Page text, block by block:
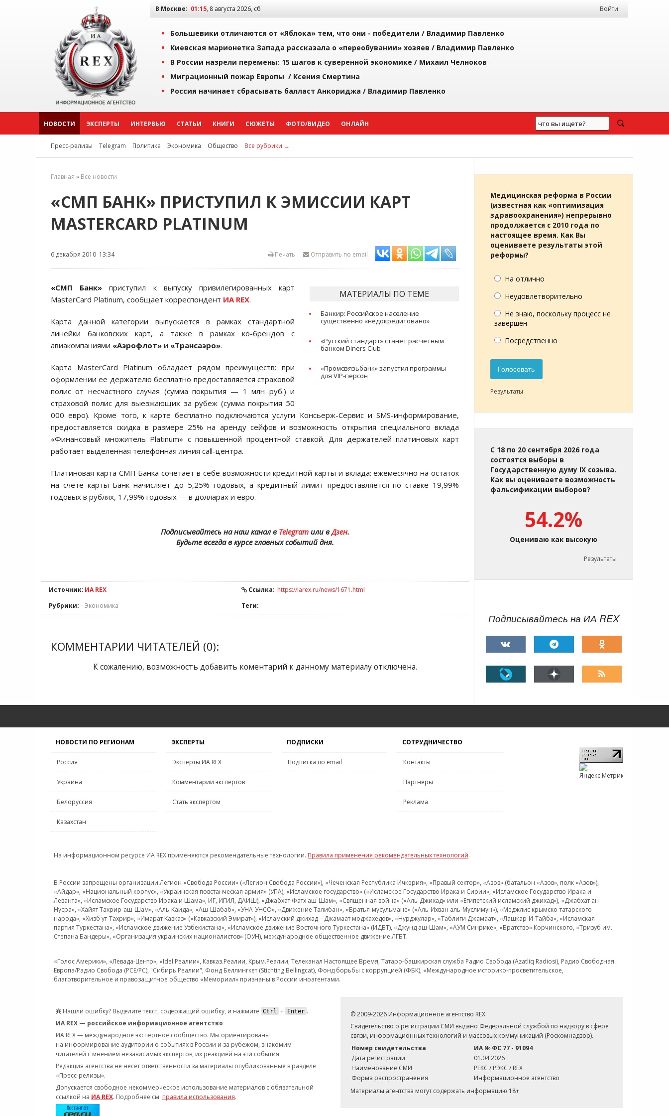
В Москве: 01:15, 8 августа 2026, сб Войти
Большевики отличаются от «Яблока» тем, что они - победители / Владимир Павленко
Киевская марионетка Запада рассказала о «переобувании» хозяев / Владимир Павленко
В России назрели перемены: 15 шагов к суверенной экономике / Михаил Челноков
Миграционный пожар Европы / Ксения Смертина
Россия начинает сбрасывать балласт Анкориджа / Владимир Павленко
НОВОСТИ ЭКСПЕРТЫ ИНТЕРВЬЮ СТАТЬИ КНИГИ СЮЖЕТЫ ФОТО/ВИДЕО ОНЛАЙН
Пресс-релизы Telegram Политика Экономика Общество Все рубрики →
Главная » Все новости
«СМП БАНК» ПРИСТУПИЛ К ЭМИССИИ КАРТ
MASTERCARD PLATINUM
6 декабря 2010 13:34 Отправить по email
Печать
МАТЕРИАЛЫ ПО ТЕМЕ
Банкир: Российское население
существенно «недокредитовано»
«Русский стандарт» станет расчетным
банком Diners Club
«Промсвязьбанк» запустил программы
для VIP-персон
«СМП Банк» приступил к выпуску привилегированных карт
MasterCard Platinum, сообщает корреспондент ИА REX.
Карта данной категории выпускается в рамках стандартной
линейки банковских карт, а также в рамках ко-брендов с
авиакомпаниями «Аэрофлот» и «Трансаэро».
Карта MasterCard Platinum обладает рядом преимуществ: при
оформлении ее держателю бесплатно предоставляется страховой
полис от несчастного случая (сумма покрытия — 1 млн руб.) и
страховой полис для выезжающих за рубеж (сумма покрытия 50
000 евро). Кроме того, к карте бесплатно подключаются услуги Консьерж-Сервис и SMS-информирование,
предоставляется скидка в размере 25% на аренду сейфов и возможность открытия специального вклада
«Финансовый множитель Platinum» с повышенной процентной ставкой. Для держателей платиновых карт
работает выделенная телефонная линия call-центра.
Платиновая карта СМП Банка сочетает в себе возможности кредитной карты и вклада: ежемесячно на остаток
на счете карты Банк начисляет до 5,25% годовых, а кредитный лимит предоставляется по ставке 19,99%
годовых в рублях, 17,99% годовых — в долларах и евро.
Подписывайтесь на наш канал в Telegramили вДзен.
Будьте всегда в курсе главных событий дня.
Источник: ИА REX Ссылка: https://iarex.ru/news/1671.html
Рубрики:
Экономика Теги:
КОММЕНТАРИИ ЧИТАТЕЛЕЙ (0):
К сожалению, возможность добавить коментарий к данному материалу отключена.
Медицинская реформа в России
(известная как «оптимизация
здравоохранения») непрерывно
продолжается с 2010 года по
настоящее время. Как Вы
оцениваете результаты этой
реформы?
На отлично
Неудовлетворительно
Не знаю, поскольку процесс не
завершён
Посредственно
Голосовать
Результаты
С 18 по 20 сентября 2026 года
состоятся выборы в
Государственную думу IX созыва.
Как вы оцениваете возможность
фальсификации выборов?
54.2%
Оцениваю как высокую
Результаты
Подписывайтесь на ИА REX
НОВОСТИ ПО РЕГИОНАМ
Россия
Украина
Белоруссия
Казахстан
ЭКСПЕРТЫ
Эксперты ИА REX
Комментарии экспертов
Стать экспертом
ПОДПИСКИ
Подписка по email
СОТРУДНИЧЕСТВО
Контакты
Партнёры
Реклама
На информационном ресурсе ИА REX применяются рекомендательные технологии. Правила применения рекомендательных технологий.
В России запрещены организации Легион «Свобода России» («Легион Свобода России»), «Чеченская Республика Ичкерия», «Правый сектор», «Азов» (батальон «Азов», полк «Азов»),
«Айдар», «Национальный корпус», «Украинская повстанческая армия» (УПА), «Исламское государство» («Исламское Государство Ирака и Сирии», «Исламское Государство Ирака и
Леванта», «Исламское Государство Ирака и Шама», ИГ, ИГИЛ, ДАИШ), «Джабхат Фатх аш-Шам», «Священная война» («Аль-Джихад» или «Египетский исламский джихад»), «Джабхат ан-
Нусра», «Хайят Тахрир-аш-Шам», «Аль-Каида», «Аш-Шабаб», «УНА-УНСО», «Движение Талибан», «Братья-мусульмане» («Аль-Ихван аль-Муслимун»), «Меджлис крымско-татарского
народа», «Хизб ут-Тахрир», «Имарат Кавказ» («Кавказский Эмират»), «Исламский джихад – Джамаат моджахедов», «Нурджулар», «Таблиги Джамаат», «Лашкар-И-Тайба», «Исламская
партия Туркестана», «Исламское движение Узбекистана», «Исламское движение Восточного Туркестана» (ИДВТ), «Джунд аш-Шам», «АУМ Синрике», «Братство» Корчинского, «Тризуб им.
Степана Бандеры», «Организация украинских националистов» (ОУН), международное общественное движение ЛГБТ.
«Голос Америки», «Левада-Центр», «Idel.Реалии», Кавказ.Реалии, Крым.Реалии, Телеканал Настоящее Время, Татаро-башкирская служба Радио Свобода (Azatliq Radiosi), Радио Свободная
Европа/Радио Свобода (PCE/PC), "Сибирь.Реалии", Фонд Беллингкет (Stichting Bellingcat), Фонд борьбы с коррупцией (ФБК), «Международное историко-просветительское,
благотворительное и правозащитное общество «Мемориал» признаны в России иноагентами.
Нашли ошибку? Выделите текст, содержащий ошибку, и нажмите Ctrl + Enter .
ИА REX — российское информационное агентство
ИА REX — международное экспертное сообщество. Мы ориентированы
на информирование аудитории о событиях в России и за рубежом, знакомим
читателей с мнением независимых экспертов, их реакцией на эти события.
Редакция агентства не несёт ответственности за материалы опубликованные в разделе
«Пресс-релизы».
Допускается свободное некоммерческое использование материалов с обязательной
ссылкой на ИА REX. Подробнее см. правила использования.
© 2009-2026 Информационное агентство REX
Свидетельство о регистрации СМИ выдано Федеральной службой по надзору в сфере
связи, информационных технологий и массовых коммуникаций (Роскомнадзор).
Номер свидетельства
ИА № ФС 77 - 91094
Дата регистрации
01.04.2026
Наименование СМИ
РЕКС / РЭКС / REX
Форма распространения
Информационное агентство
Материалы агентства могут содержать информацию 18+